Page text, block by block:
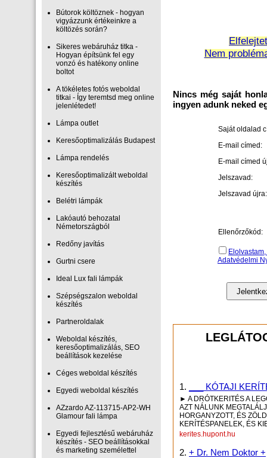
Bútorok költöznek - hogyan
vigyázzunk értékeinkre a
költözés során?
Sikeres webáruház titka -
Hogyan építsünk fel egy
vonzó és hatékony online
boltot
A tökéletes fotós weboldal
titkai - Így teremtsd meg online
jelenlétedet!
Lámpa outlet
Keresőoptimalizálás Budapest
Lámpa rendelés
Keresőoptimalizált weboldal
készítés
Belétri lámpák
Lakóautó behozatal
Németországból
Redőny javítás
Gurtni csere
Ideal Lux fali lámpák
Szépségszalon weboldal
készítés
Partneroldalak
Weboldal készítés,
keresőoptimalizálás, SEO
beállítások kezelése
Céges weboldal készítés
Egyedi weboldal készítés
AZzardo AZ-113715-AP2-WH
Glamour fali lámpa
Egyedi fejlesztésű webáruház
készítés - SEO beállításokkal
és marketing személettel
Nem
Nincs még saját
ingyen adunk neked
Saját oldalad
E-mail címed:
E-mail címed
Jelszavad:
Jelszavad újra:
Ellenőrzőkód:
Adatvédelmi
1. ___ KÓTAJI
► A DRÓTKERITÉS A
AZT NÁLUNK
HORGANYZOTT, ÉS
KERÍTÉSPANELEK, ÉS
kerites.hupont.hu
2. + Dr. Nem Doktor +